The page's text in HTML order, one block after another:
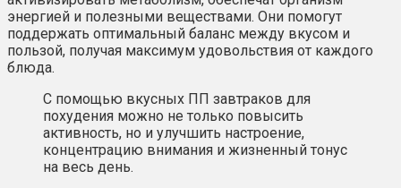
энергией и полезными веществами. Они помогут
поддержать оптимальный баланс между вкусом и
пользой, получая максимум удовольствия от каждого
блюда.
С помощью вкусных ПП завтраков для
похудения можно не только повысить
активность, но и улучшить настроение,
концентрацию внимания и жизненный тонус
на весь день.